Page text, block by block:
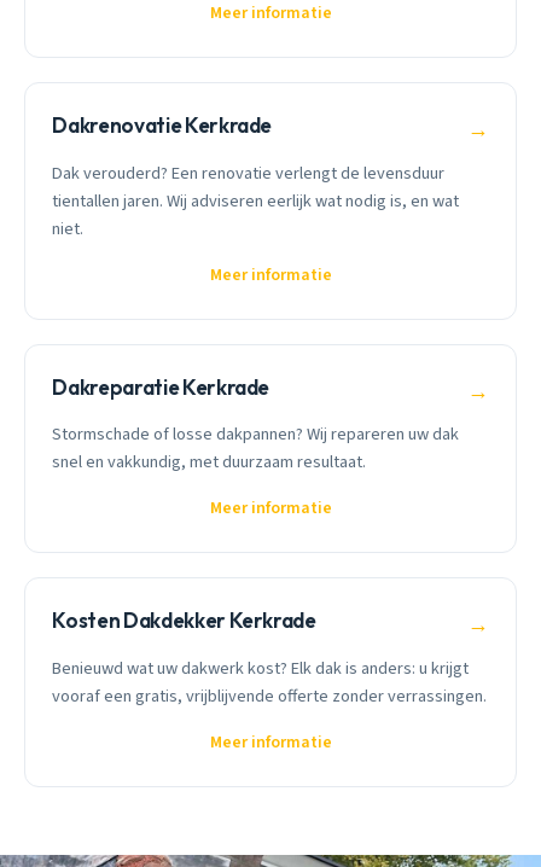
Meer informatie
Dakrenovatie Kerkrade →
Dak verouderd? Een renovatie verlengt de levensduur
tientallen jaren. Wij adviseren eerlijk wat nodig is, en wat
niet.
Meer informatie
Dakreparatie Kerkrade →
Stormschade of losse dakpannen? Wij repareren uw dak
snel en vakkundig, met duurzaam resultaat.
Meer informatie
Kosten Dakdekker Kerkrade →
Benieuwd wat uw dakwerk kost? Elk dak is anders: u krijgt
vooraf een gratis, vrijblijvende offerte zonder verrassingen.
Meer informatie